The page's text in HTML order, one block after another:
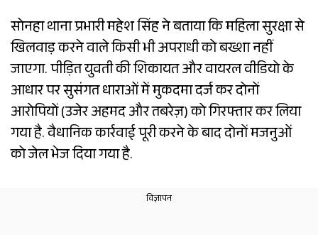
सोनहा थाना प्रभारी महेश सिंह ने बताया कि महिला सुरक्षा से
खिलवाड़ करने वाले किसी भी अपराधी को बख्शा नहीं
जाएगा. पीड़ित युवती की शिकायत और वायरल वीडियो के
आधार पर सुसंगत धाराओं में मुकदमा दर्ज कर दोनों
आरोपियों (उजेर अहमद और तबरेज़) को गिरफ्तार कर लिया
गया है. वैधानिक कार्रवाई पूरी करने के बाद दोनों मजनुओं
को जेल भेज दिया गया है.